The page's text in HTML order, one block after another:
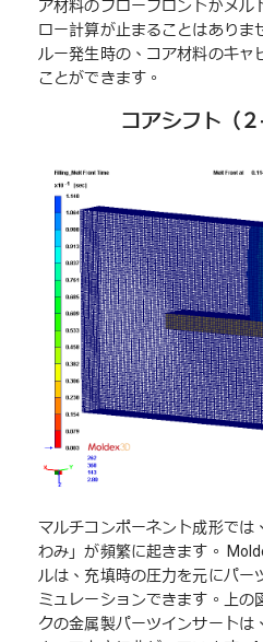
ア材料のフローフロントがメル
ロー計算が止まることはありま
ルー発生時の、コア材料のキャ
ことができます。
コアシフト（２
マルチコンポーネント成形では
わみ」が頻繁に起きます。
ルは、充填時の圧力を元にパー
ミュレーションできます。上の
クの金属製パーツインサートは